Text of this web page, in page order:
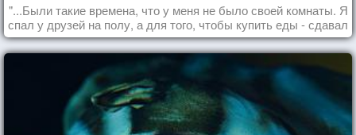
"...Были такие времена, что у меня не было своей комнаты. Я
спал у друзей на полу, а для того, чтобы купить еды - сдавал
бутылки из под кока-колы"